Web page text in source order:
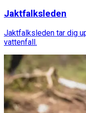
Jaktfalksleden
Jaktfalksleden tar dig
vattenfall.